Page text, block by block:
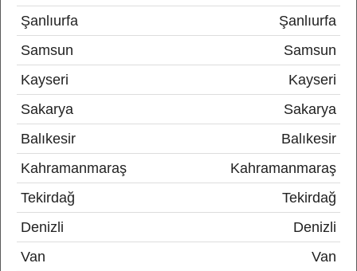
Şanlıurfa
Şanlıurfa
Samsun
Samsun
Kayseri
Kayseri
Sakarya
Sakarya
Balıkesir
Balıkesir
Kahramanmaraş
Kahramanmaraş
Tekirdağ
Tekirdağ
Denizli
Denizli
Van
Van